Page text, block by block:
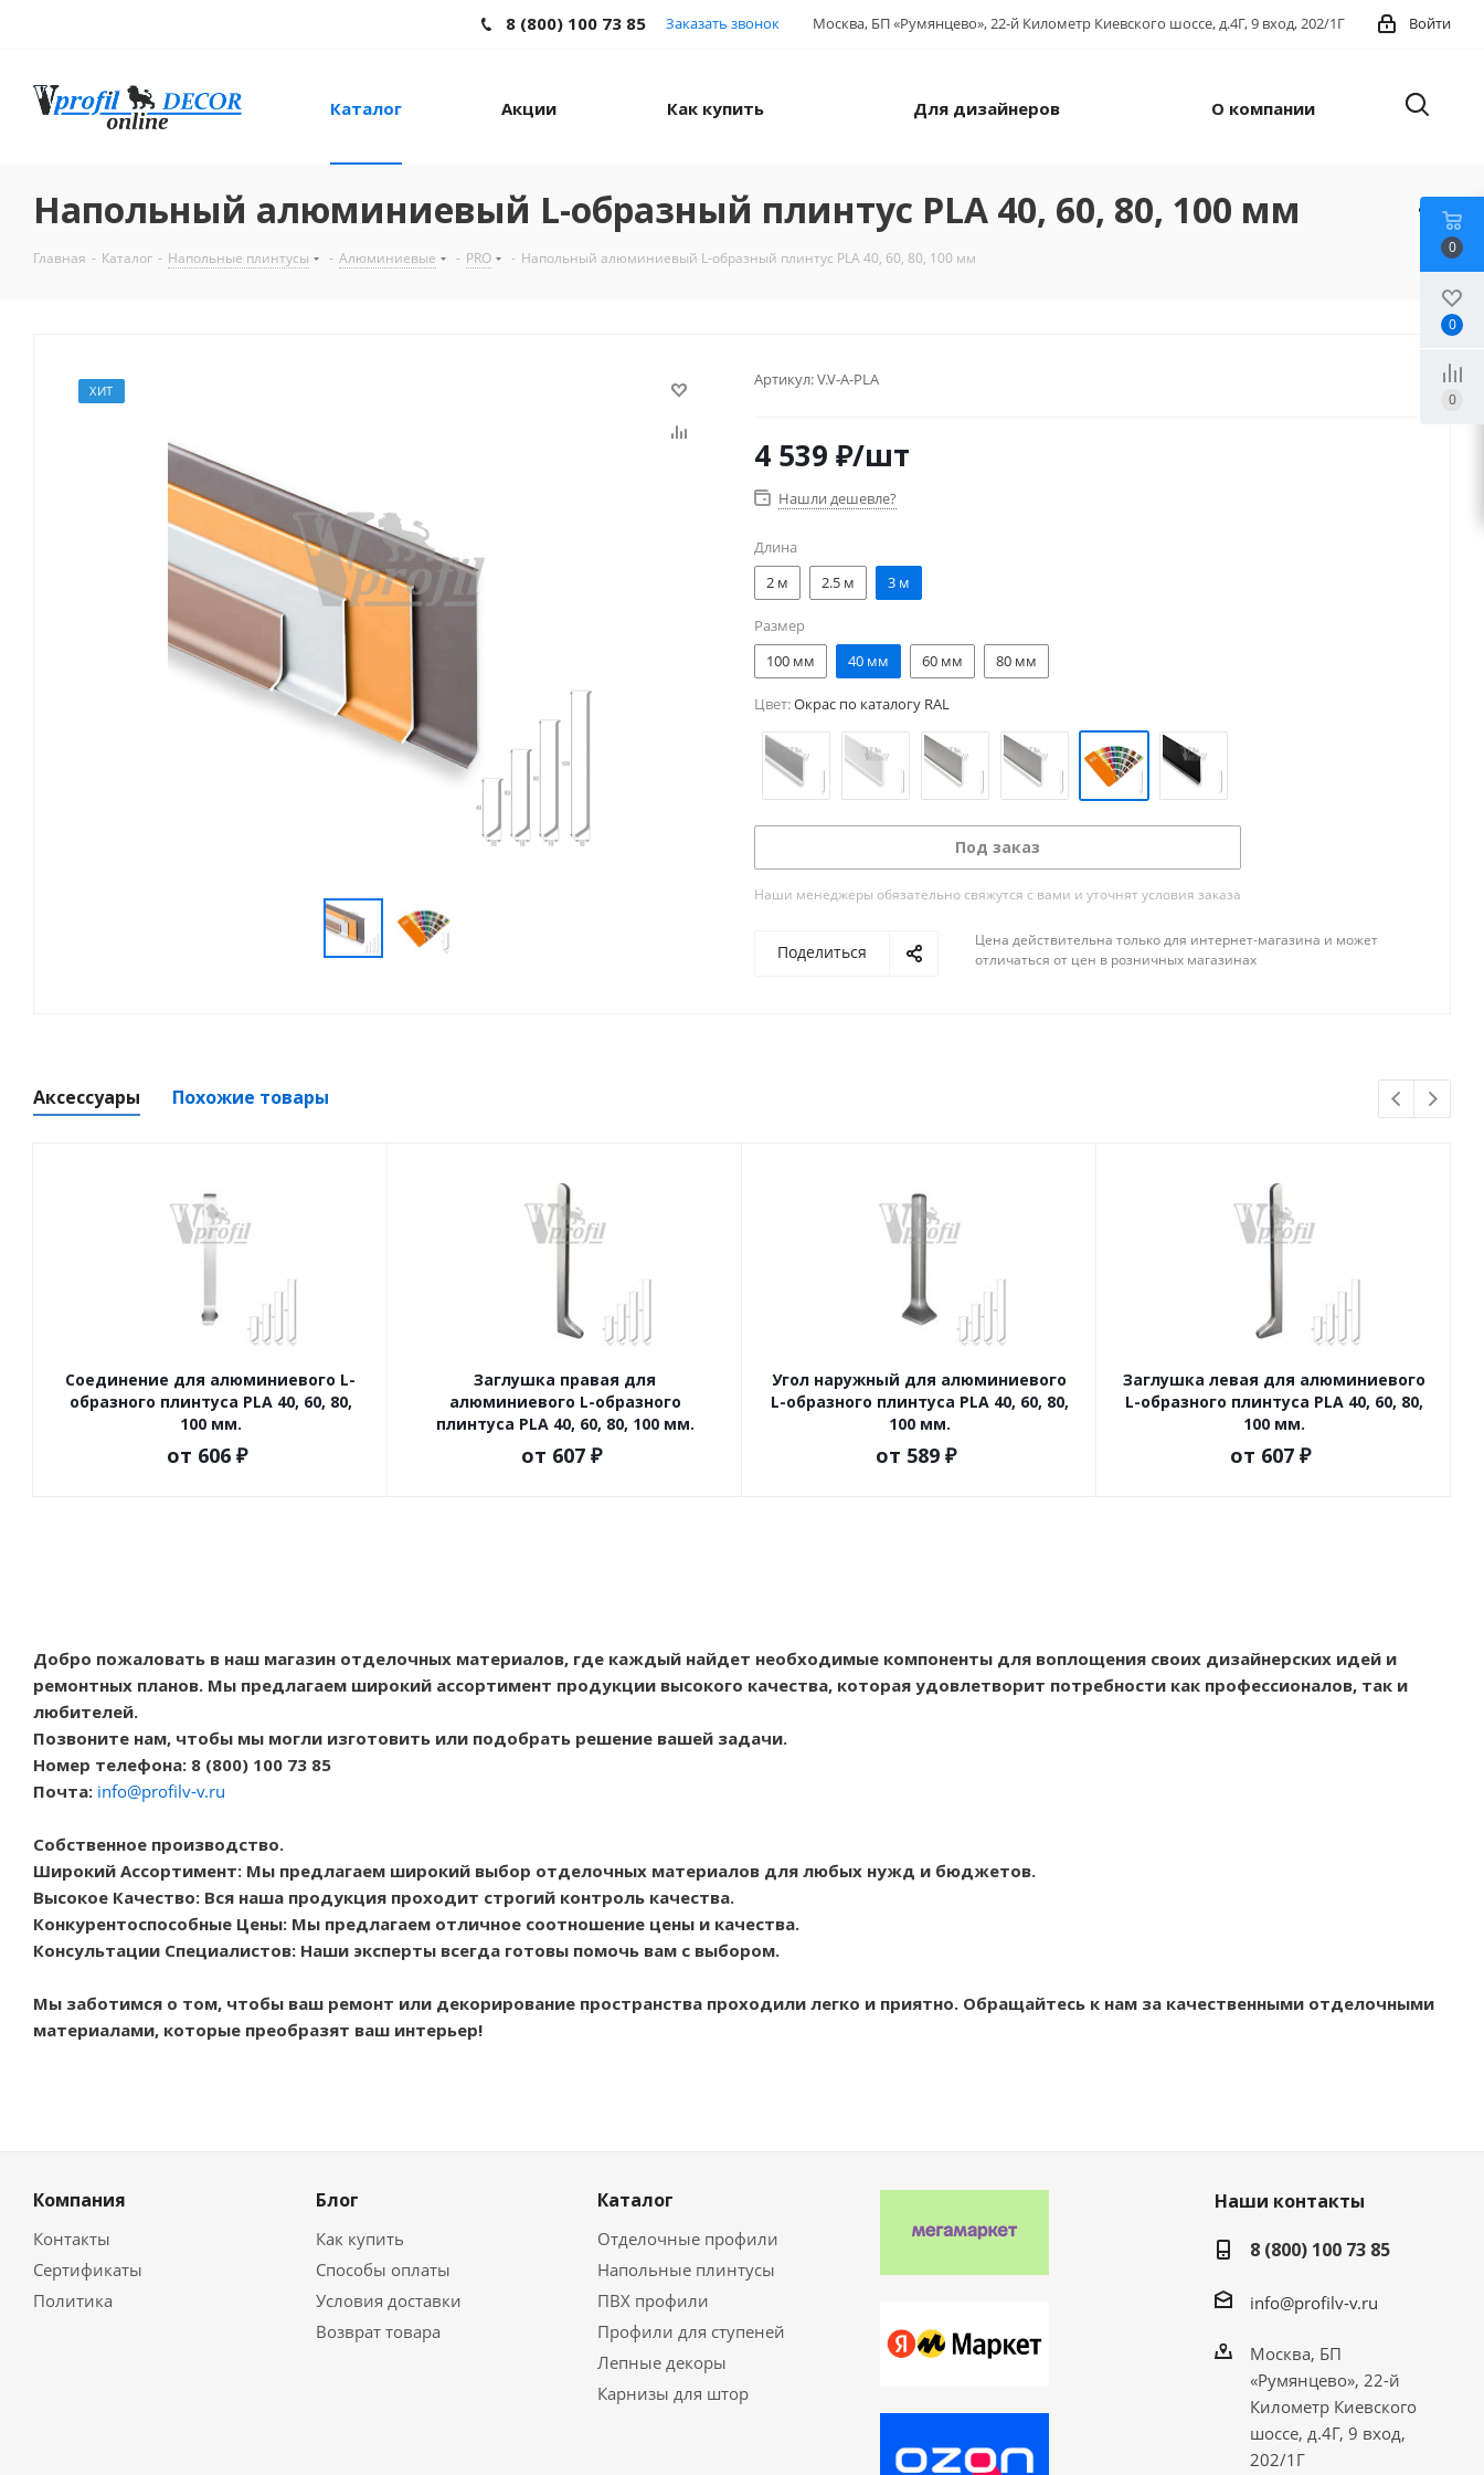
Войти
Москва, БП «Румянцево», 22-й Километр Киевского шоссе, д.4Г, 9 вход, 202/1Г
8 (800) 100 73 85 Заказать звонок
Каталог Акции Как купить Для дизайнеров О компании
Напольный алюминиевый L-образный плинтус PLA 40, 60, 80, 100 мм
Главная - Каталог - Напольные плинтусы - Алюминиевые - PRO - Напольный алюминиевый L-образный плинтус PLA 40, 60, 80, 100 мм
ХИТ
Артикул:V.V-A-PLA
4 539 ₽/шт
Нашли дешевле?
Длина
2 м
2.5 м 3 м
Размер
100 мм
40 мм 60 мм 80 мм
Цвет:Окрас по каталогу RAL
Под заказ
Наши менеджеры обязательно свяжутся с вами и уточнят условия заказа
Поделиться
Цена действительна только для интернет-магазина и может
отличаться от цен в розничных магазинах
Аксессуары Похожие товары
Соединение для алюминиевого L-
образного плинтуса PLA 40, 60, 80,
100 мм.
от 606 ₽
Заглушка правая для
алюминиевого L-образного
плинтуса PLA 40, 60, 80, 100 мм.
от 607 ₽
Угол наружный для алюминиевого
L-образного плинтуса PLA 40, 60, 80,
100 мм.
от 589 ₽
Заглушка левая для алюминиевого
L-образного плинтуса PLA 40, 60, 80,
100 мм.
от 607 ₽
Добро пожаловать в наш магазин отделочных материалов, где каждый найдет необходимые компоненты для воплощения своих дизайнерских идей и
ремонтных планов. Мы предлагаем широкий ассортимент продукции высокого качества, которая удовлетворит потребности как профессионалов, так и
любителей.
Позвоните нам, чтобы мы могли изготовить или подобрать решение вашей задачи.
Номер телефона: 8 (800) 100 73 85
Почта: info@profilv-v.ru
Собственное производство.
Широкий Ассортимент: Мы предлагаем широкий выбор отделочных материалов для любых нужд и бюджетов.
Высокое Качество: Вся наша продукция проходит строгий контроль качества.
Конкурентоспособные Цены: Мы предлагаем отличное соотношение цены и качества.
Консультации Специалистов: Наши эксперты всегда готовы помочь вам с выбором.
Мы заботимся о том, чтобы ваш ремонт или декорирование пространства проходили легко и приятно. Обращайтесь к нам за качественными отделочными
материалами, которые преобразят ваш интерьер!
Компания
Контакты
Сертификаты
Политика
Блог
Как купить
Способы оплаты
Условия доставки
Возврат товара
Каталог
Отделочные профили
Напольные плинтусы
ПВХ профили
Профили для ступеней
Лепные декоры
Карнизы для штор
Наши контакты
8 (800) 100 73 85
info@profilv-v.ru
Москва, БП
«Румянцево», 22-й
Километр Киевского
шоссе, д.4Г, 9 вход,
202/1Г
0
0
0